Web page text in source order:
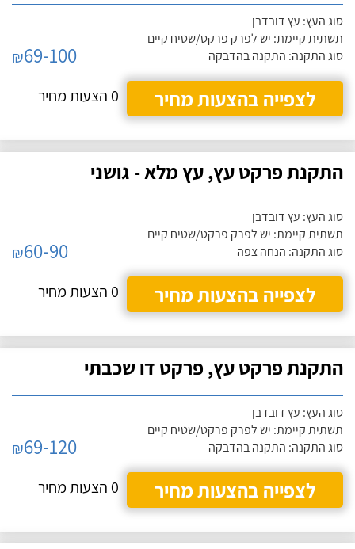
סוג העץ: עץ דובדבן
תשתית קיימת: יש לפרק פרקט/שטיח קיים
סוג התקנה: התקנה בהדבקה
₪69-100
לצפייה בהצעות מחיר
0 הצעות מחיר
התקנת פרקט עץ, עץ מלא - גושני
סוג העץ: עץ דובדבן
תשתית קיימת: יש לפרק פרקט/שטיח קיים
סוג התקנה: הנחה צפה
₪60-90
לצפייה בהצעות מחיר
0 הצעות מחיר
התקנת פרקט עץ, פרקט דו שכבתי
סוג העץ: עץ דובדבן
תשתית קיימת: יש לפרק פרקט/שטיח קיים
סוג התקנה: התקנה בהדבקה
₪69-120
לצפייה בהצעות מחיר
0 הצעות מחיר